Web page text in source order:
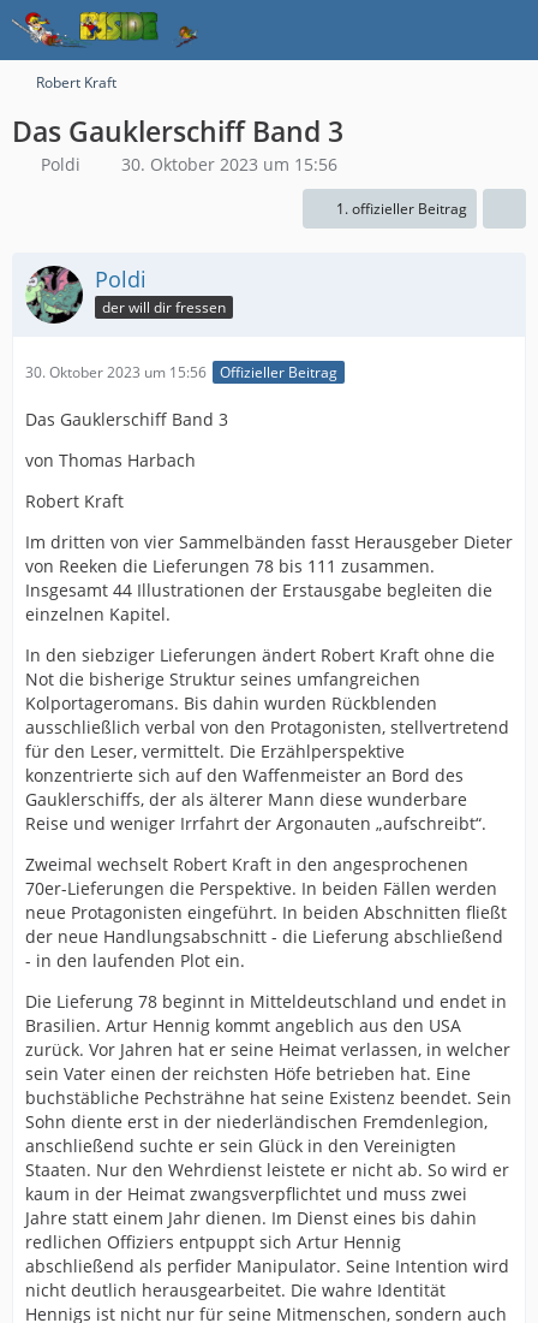
Robert Kraft
Das Gauklerschiff Band 3
Poldi 30. Oktober 2023 um 15:56
1. offizieller Beitrag
Poldi
der will dir fressen
30. Oktober 2023 um 15:56 Offizieller Beitrag
Das Gauklerschiff Band 3
von Thomas Harbach
Robert Kraft
Im dritten von vier Sammelbänden fasst Herausgeber Dieter
von Reeken die Lieferungen 78 bis 111 zusammen.
Insgesamt 44 Illustrationen der Erstausgabe begleiten die
einzelnen Kapitel.
In den siebziger Lieferungen ändert Robert Kraft ohne die
Not die bisherige Struktur seines umfangreichen
Kolportageromans. Bis dahin wurden Rückblenden
ausschließlich verbal von den Protagonisten, stellvertretend
für den Leser, vermittelt. Die Erzählperspektive
konzentrierte sich auf den Waffenmeister an Bord des
Gauklerschiffs, der als älterer Mann diese wunderbare
Reise und weniger Irrfahrt der Argonauten „aufschreibt“.
Zweimal wechselt Robert Kraft in den angesprochenen
70er-Lieferungen die Perspektive. In beiden Fällen werden
neue Protagonisten eingeführt. In beiden Abschnitten fließt
der neue Handlungsabschnitt - die Lieferung abschließend
- in den laufenden Plot ein.
Die Lieferung 78 beginnt in Mitteldeutschland und endet in
Brasilien. Artur Hennig kommt angeblich aus den USA
zurück. Vor Jahren hat er seine Heimat verlassen, in welcher
sein Vater einen der reichsten Höfe betrieben hat. Eine
buchstäbliche Pechsträhne hat seine Existenz beendet. Sein
Sohn diente erst in der niederländischen Fremdenlegion,
anschließend suchte er sein Glück in den Vereinigten
Staaten. Nur den Wehrdienst leistete er nicht ab. So wird er
kaum in der Heimat zwangsverpflichtet und muss zwei
Jahre statt einem Jahr dienen. Im Dienst eines bis dahin
redlichen Offiziers entpuppt sich Artur Hennig
abschließend als perfider Manipulator. Seine Intention wird
nicht deutlich herausgearbeitet. Die wahre Identität
Hennigs ist nicht nur für seine Mitmenschen, sondern auch